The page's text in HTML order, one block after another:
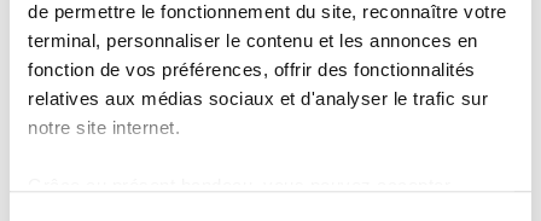
de permettre le fonctionnement du site, reconnaître votre
terminal, personnaliser le contenu et les annonces en
fonction de vos préférences, offrir des fonctionnalités
relatives aux médias sociaux et d'analyser le trafic sur
notre site internet.